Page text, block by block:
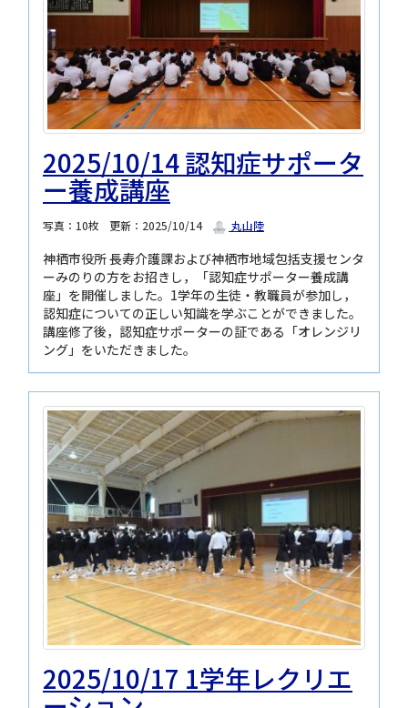
2025/10/14 認知症サポータ
ー養成講座
写真：10枚 更新：2025/10/14 丸山陸
神栖市役所 長寿介護課および神栖市地域包括支援センタ
ーみのりの方をお招きし，「認知症サポーター養成講
座」を開催しました。1学年の生徒・教職員が参加し，
認知症についての正しい知識を学ぶことができました。
講座修了後，認知症サポーターの証である「オレンジリ
ング」をいただきました。
2025/10/17 1学年レクリエ